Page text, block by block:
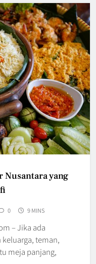
Nusantara yang
0 9 MINS
– Jika ada
teman,
meja panjang,